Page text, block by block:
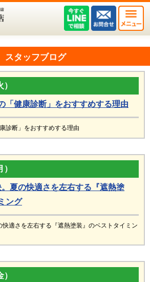
スタッフブログ
「健康診断」をおすすめする理由
診断」をおすすめする理由
夏の快適さを左右する『遮熱塗
ング
適さを左右する『遮熱塗装』のベストタイミン